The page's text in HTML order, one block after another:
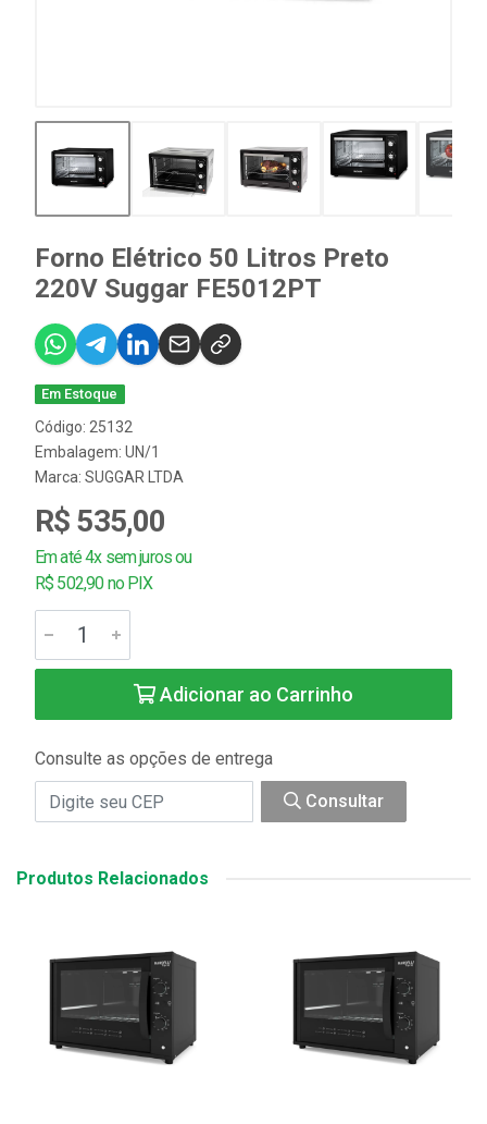
Forno Elétrico 50 Litros Preto
220V Suggar FE5012PT
Em Estoque
Código: 25132
Embalagem: UN/1
Marca: SUGGAR LTDA
R$ 535,00
Em até 4x sem juros ou
R$ 502,90 no PIX
Adicionar ao Carrinho
Consulte as opções de entrega
Consultar
Produtos Relacionados